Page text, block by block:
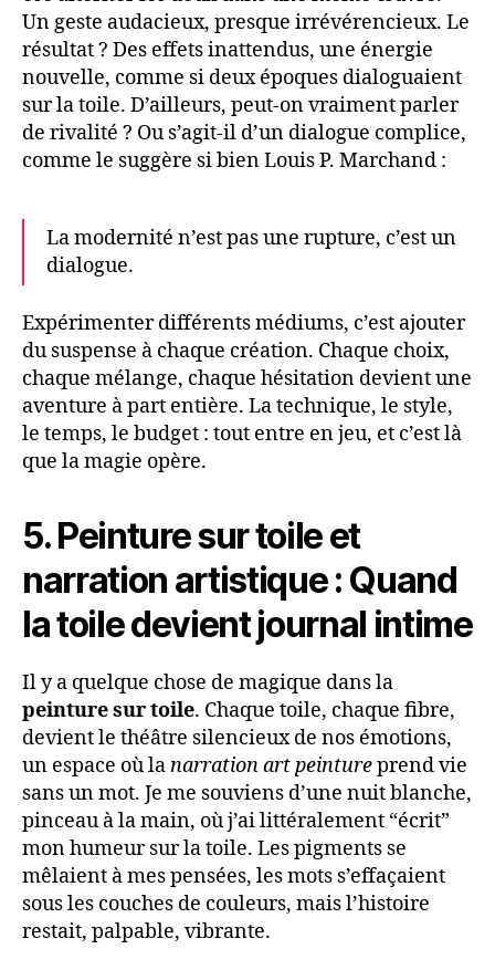
Un geste audacieux, presque irrévérencieux. Le
résultat ? Des effets inattendus, une énergie
nouvelle, comme si deux époques dialoguaient
sur la toile. D’ailleurs, peut-on vraiment parler
de rivalité ? Ou s’agit-il d’un dialogue complice,
comme le suggère si bien Louis P. Marchand :
La modernité n’est pas une rupture, c’est un
dialogue.
Expérimenter différents médiums, c’est ajouter
du suspense à chaque création. Chaque choix,
chaque mélange, chaque hésitation devient une
aventure à part entière. La technique, le style,
le temps, le budget : tout entre en jeu, et c’est là
que la magie opère.
5. Peinture sur toile et
narration artistique : Quand
la toile devient journal intime
Il y a quelque chose de magique dans la
peinture sur toile. Chaque toile, chaque fibre,
devient le théâtre silencieux de nos émotions,
un espace où lanarration art peintureprend vie
sans un mot. Je me souviens d’une nuit blanche,
pinceau à la main, où j’ai littéralement “écrit”
mon humeur sur la toile. Les pigments se
mêlaient à mes pensées, les mots s’effaçaient
sous les couches de couleurs, mais l’histoire
restait, palpable, vibrante.